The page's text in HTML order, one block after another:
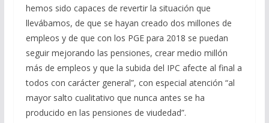
hemos sido capaces de revertir la situación que
llevábamos, de que se hayan creado dos millones de
empleos y de que con los PGE para 2018 se puedan
seguir mejorando las pensiones, crear medio millón
más de empleos y que la subida del IPC afecte al final a
todos con carácter general”, con especial atención “al
mayor salto cualitativo que nunca antes se ha
producido en las pensiones de viudedad”.